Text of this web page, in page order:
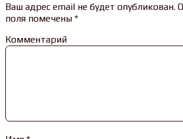
Ваш адрес email не будет опубликован.
поля помечены *
Комментарий